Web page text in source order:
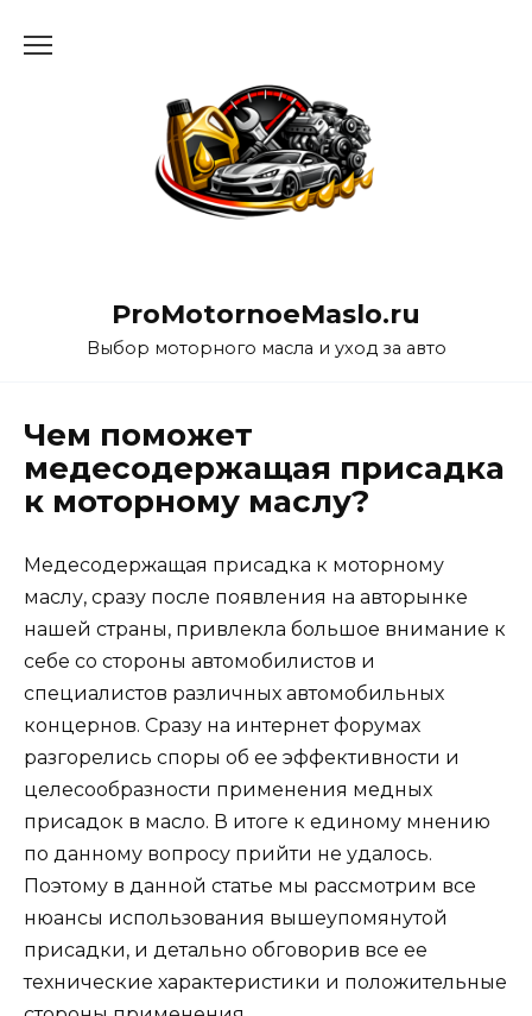
ProMotornoeMaslo.ru
Выбор моторного масла и уход за авто
Чем поможет
медесодержащая присадка
к моторному маслу?
Медесодержащая присадка к моторному
маслу, сразу после появления на авторынке
нашей страны, привлекла большое внимание к
себе со стороны автомобилистов и
специалистов различных автомобильных
концернов. Сразу на интернет форумах
разгорелись споры об ее эффективности и
целесообразности применения медных
присадок в масло. В итоге к единому мнению
по данному вопросу прийти не удалось.
Поэтому в данной статье мы рассмотрим все
нюансы использования вышеупомянутой
присадки, и детально обговорив все ее
технические характеристики и положительные